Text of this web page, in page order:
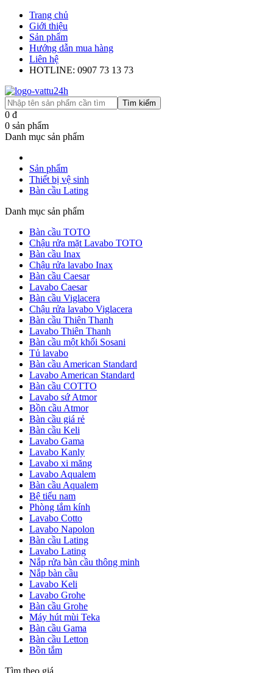
Trang chủ
Giới thiệu
Sản phẩm
Hướng dẫn mua hàng
Liên hệ
HOTLINE: 0907 73 13 73
Tìm kiếm
0 đ
0 sản phẩm
Danh mục sản phẩm
Sản phẩm
Thiết bị vệ sinh
Bàn cầu Lating
Danh mục sản phẩm
Bàn cầu TOTO
Chậu rửa mặt Lavabo TOTO
Bàn cầu Inax
Chậu rửa lavabo Inax
Bàn cầu Caesar
Lavabo Caesar
Bàn cầu Viglacera
Chậu rửa lavabo Viglacera
Bàn cầu Thiên Thanh
Lavabo Thiên Thanh
Bàn cầu một khối Sosani
Tủ lavabo
Bàn cầu American Standard
Lavabo American Standard
Bàn cầu COTTO
Lavabo sứ Atmor
Bồn cầu Atmor
Bàn cầu giá rẻ
Bàn cầu Keli
Lavabo Gama
Lavabo Kanly
Lavabo xi măng
Lavabo Aqualem
Bàn cầu Aqualem
Bệ tiểu nam
Phòng tắm kính
Lavabo Cotto
Lavabo Napolon
Bàn cầu Lating
Lavabo Lating
Nắp rửa bàn cầu thông minh
Nắp bàn cầu
Lavabo Keli
Lavabo Grohe
Bàn cầu Grohe
Máy hút mùi Teka
Bàn cầu Gama
Bàn cầu Letton
Bồn tắm
Tìm theo giá